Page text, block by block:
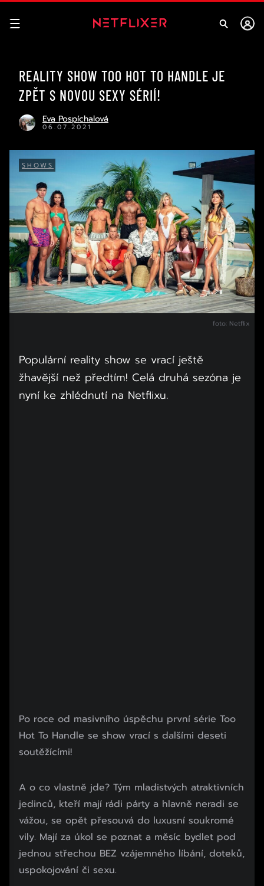
REALITY SHOW TOO HOT TO HANDLE JE
ZPĚT S NOVOU SEXY SÉRIÍ!
Eva Pospíchalová
06.07.2021
SHOWS
foto: Netflix
Populární reality show se vrací ještě
žhavější než předtím! Celá druhá sezóna je
nyní ke zhlédnutí na Netflixu.
Po roce od masivního úspěchu první série Too
Hot To Handle se show vrací s dalšími deseti
soutěžícími!
A o co vlastně jde? Tým mladistvých atraktivních
jedinců, kteří mají rádi párty a hlavně neradi se
vážou, se opět přesouvá do luxusní soukromé
vily. Mají za úkol se poznat a měsíc bydlet pod
jednou střechou BEZ vzájemného líbání, doteků,
uspokojování či sexu.